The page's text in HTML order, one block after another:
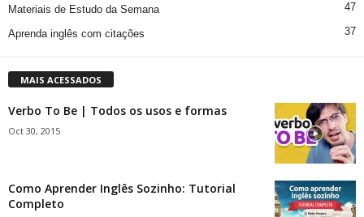
Materiais de Estudo da Semana 47
Aprenda inglês com citações 37
MAIS ACESSADOS
Verbo To Be | Todos os usos e formas
Oct 30, 2015
Como Aprender Inglês Sozinho: Tutorial
Completo